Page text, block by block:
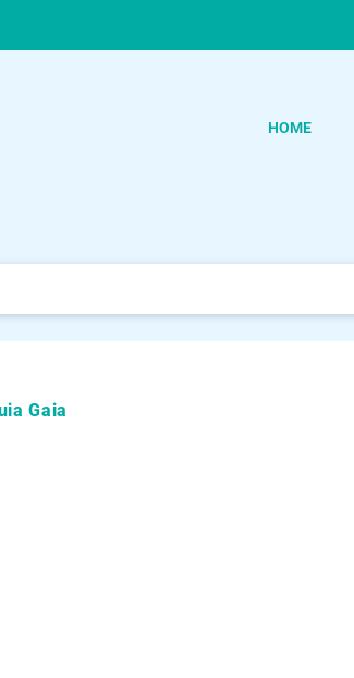
HOME
Gaia